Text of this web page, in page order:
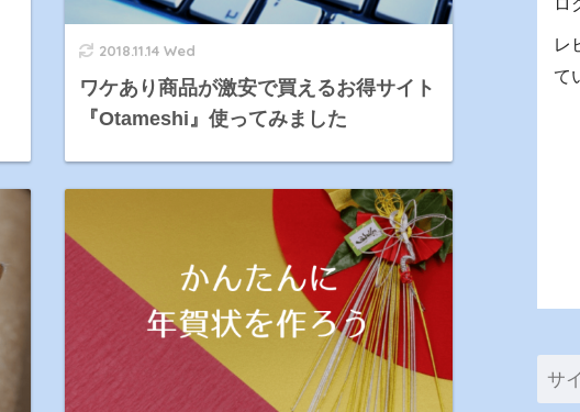
2018.11.14 Wed
ワケあり商品が激安で買えるお得サイト
『Otameshi』使ってみました
ロ
レ
て